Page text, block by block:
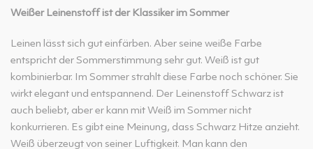
Weißer Leinenstoff ist der Klassiker im Sommer
Leinen lässt sich gut einfärben. Aber seine weiße Farbe
entspricht der Sommerstimmung sehr gut. Weiß ist gut
kombinierbar. Im Sommer strahlt diese Farbe noch schöner. Sie
wirkt elegant und entspannend. Der Leinenstoff Schwarz ist
auch beliebt, aber er kann mit Weiß im Sommer nicht
konkurrieren. Es gibt eine Meinung, dass Schwarz Hitze anzieht.
Weiß überzeugt von seiner Luftigkeit. Man kann den